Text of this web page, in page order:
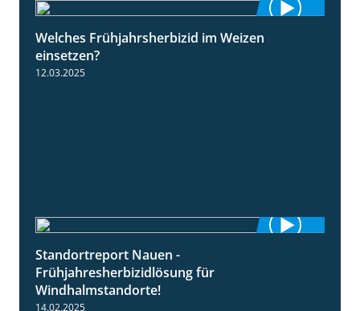
Welches Frühjahrsherbizid im Weizen
einsetzen?
12.03.2025
Standortreport Nauen -
Frühjahresherbizidlösung für
Windhalmstandorte!
14.02.2025